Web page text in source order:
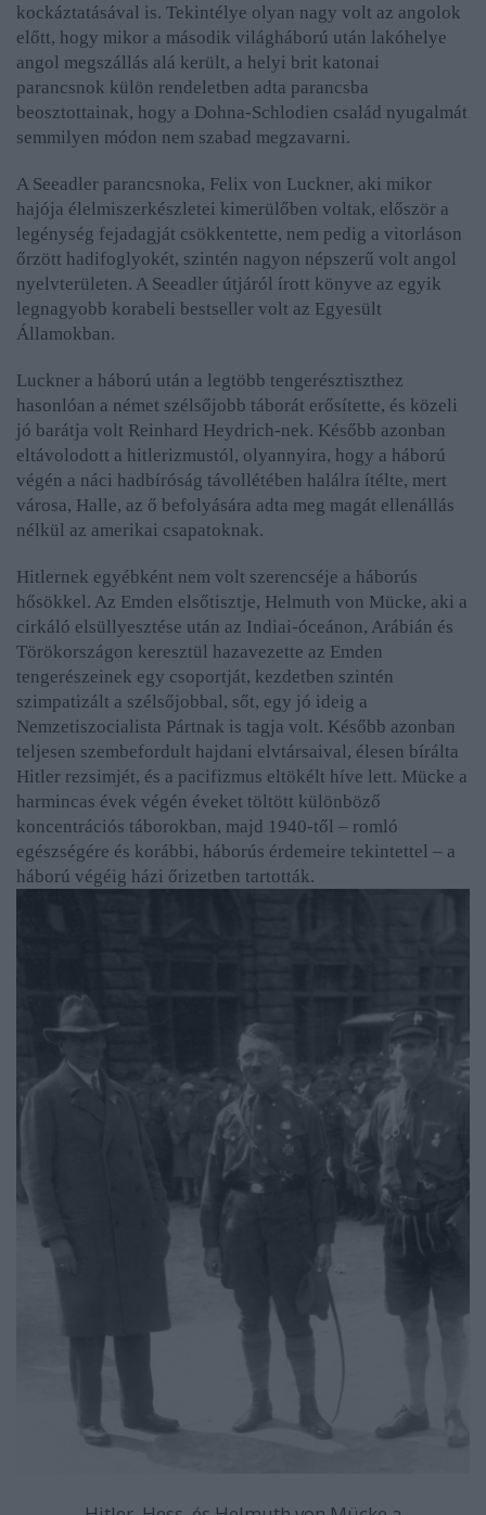
kockáztatásával is. Tekintélye olyan nagy volt az angolok
előtt, hogy mikor a második világháború után lakóhelye
angol megszállás alá került, a helyi brit katonai
parancsnok külön rendeletben adta parancsba
beosztottainak, hogy a Dohna-Schlodien család nyugalmát
semmilyen módon nem szabad megzavarni.
A Seeadler parancsnoka, Felix von Luckner, aki mikor
hajója élelmiszerkészletei kimerülőben voltak, először a
legénység fejadagját csökkentette, nem pedig a vitorláson
őrzött hadifoglyokét, szintén nagyon népszerű volt angol
nyelvterületen. A Seeadler útjáról írott könyve az egyik
legnagyobb korabeli bestseller volt az Egyesült
Államokban.
Luckner a háború után a legtöbb tengerésztiszthez
hasonlóan a német szélsőjobb táborát erősítette, és közeli
jó barátja volt Reinhard Heydrich-nek. Később azonban
eltávolodott a hitlerizmustól, olyannyira, hogy a háború
végén a náci hadbíróság távollétében halálra ítélte, mert
városa, Halle, az ő befolyására adta meg magát ellenállás
nélkül az amerikai csapatoknak.
Hitlernek egyébként nem volt szerencséje a háborús
hősökkel. Az Emden elsőtisztje, Helmuth von Mücke, aki a
cirkáló elsüllyesztése után az Indiai-óceánon, Arábián és
Törökországon keresztül hazavezette az Emden
tengerészeinek egy csoportját, kezdetben szintén
szimpatizált a szélsőjobbal, sőt, egy jó ideig a
Nemzetiszocialista Pártnak is tagja volt. Később azonban
teljesen szembefordult hajdani elvtársaival, élesen bírálta
Hitler rezsimjét, és a pacifizmus eltökélt híve lett. Mücke a
harmincas évek végén éveket töltött különböző
koncentrációs táborokban, majd 1940-től – romló
egészségére és korábbi, háborús érdemeire tekintettel – a
háború végéig házi őrizetben tartották.